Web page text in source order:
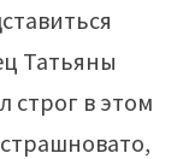
Татьяны
строг в этом